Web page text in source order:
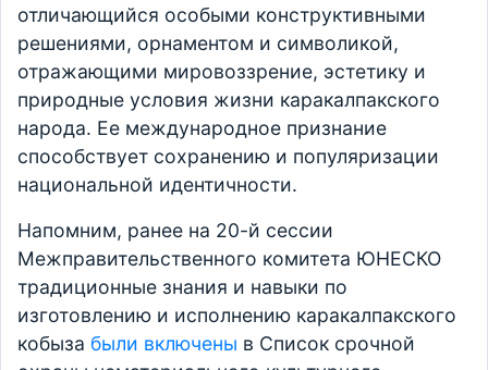
отличающийся особыми конструктивными
решениями, орнаментом и символикой,
отражающими мировоззрение, эстетику и
природные условия жизни каракалпакского
народа. Ее международное признание
способствует сохранению и популяризации
национальной идентичности.
Напомним, ранее на 20-й сессии
Межправительственного комитета ЮНЕСКО
традиционные знания и навыки по
изготовлению и исполнению каракалпакского
кобыза были включены в Список срочной